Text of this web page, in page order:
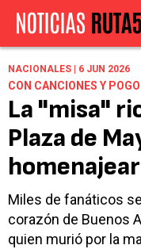
NACIONALES | 6 JUN 2026
CON CANCIONES Y POGO
La "misa"
Plaza de
Miles de fanáticos
corazón de Buenos
quien murió por la